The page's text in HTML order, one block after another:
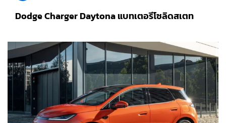
Dodge Charger Daytona แบทเตอรีโซลิดสเตท